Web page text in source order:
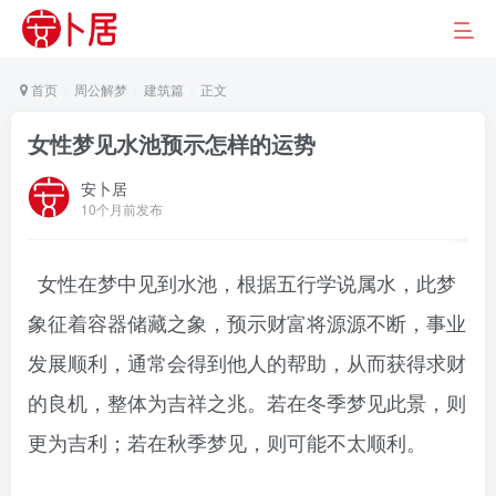
首页 周公解梦 建筑篇 正文
女性梦见水池预示怎样的运势
安卜居
10个月前发布
女性在梦中见到水池，根据五行学说属水，此梦
象征着容器储藏之象，预示财富将源源不断，事业
发展顺利，通常会得到他人的帮助，从而获得求财
的良机，整体为吉祥之兆。若在冬季梦见此景，则
更为吉利；若在秋季梦见，则可能不太顺利。